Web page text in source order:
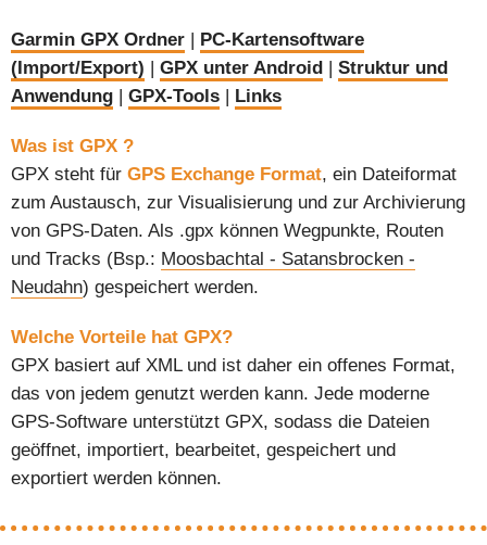
Garmin GPX Ordner
PC-Kartensoftware
(Import/Export)
GPX unter Android
Struktur und
Anwendung
GPX-Tools Links
Was ist GPX ?
GPX steht für GPS Exchange Format, ein Dateiformat
zum Austausch, zur Visualisierung und zur Archivierung
von GPS-Daten. Als .gpx können Wegpunkte, Routen
und Tracks (Bsp.: Moosbachtal - Satansbrocken -
Neudahn) gespeichert werden.
Welche Vorteile hat GPX?
GPX basiert auf XML und ist daher ein offenes Format,
das von jedem genutzt werden kann. Jede moderne
GPS-Software unterstützt GPX, sodass die Dateien
geöffnet, importiert, bearbeitet, gespeichert und
exportiert werden können.